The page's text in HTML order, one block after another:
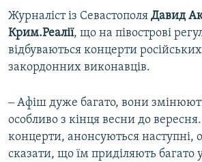
Журналіст із Севастополя Давид
Крим.Реалії, що на півострові
відбуваються концерти
закордонних виконавців.
‒ Афіш дуже багато, вони
особливо з кінця весни до
концерти, анонсуються наступні,
сказати, що їм приділяють багато